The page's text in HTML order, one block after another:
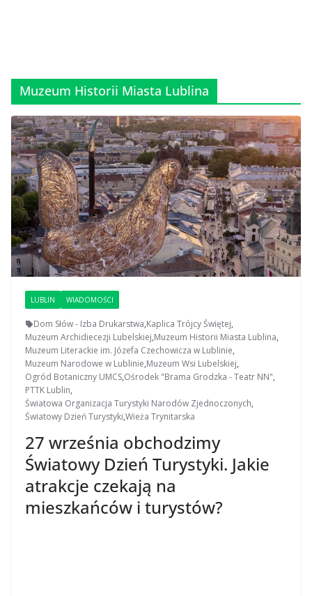
Muzeum Historii Miasta Lublina
LUBLIN WIADOMOŚCI
Dom Słów - Izba Drukarstwa,Kaplica Trójcy Świętej,
Muzeum Archidiecezji Lubelskiej,Muzeum Historii Miasta Lublina,
Muzeum Literackie im. Józefa Czechowicza w Lublinie,
Muzeum Narodowe w Lublinie,Muzeum Wsi Lubelskiej,
Ogród Botaniczny UMCS,Ośrodek "Brama Grodzka - Teatr NN",
PTTK Lublin,
Światowa Organizacja Turystyki Narodów Zjednoczonych,
Światowy Dzień Turystyki,Wieża Trynitarska
27 września obchodzimy
Światowy Dzień Turystyki. Jakie
atrakcje czekają na
mieszkańców i turystów?